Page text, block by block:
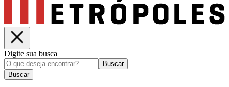
Digite sua busca
Buscar
Buscar